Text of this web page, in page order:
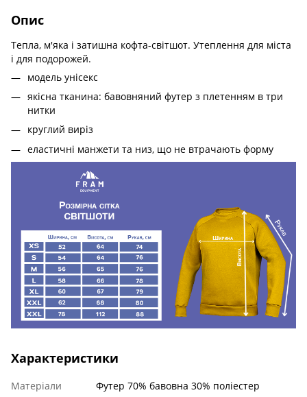
Опис
Тепла, м'яка і затишна кофта-світшот. Утеплення для міста
і для подорожей.
модель унісекс
якісна тканина: бавовняний футер з плетенням в три
нитки
круглий виріз
еластичні манжети та низ, що не втрачають форму
Характеристики
Матеріали Футер 70% бавовна 30% поліестер